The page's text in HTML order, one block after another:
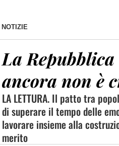
NOTIZIE
La Repubblica
ancora non è
LA LETTURA. Il patto tra
di superare il tempo delle
lavorare insieme alla
merito